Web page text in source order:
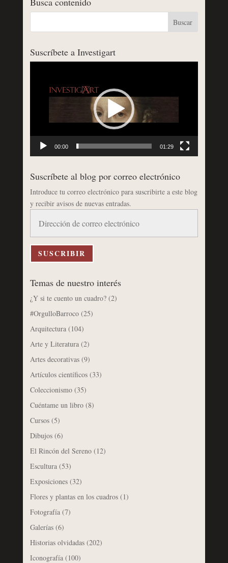
Suscríbete a Investigart
00:00 01:29
Suscríbete al blog por correo electrónico
Introduce tu correo electrónico para suscribirte a este blog
y recibir avisos de nuevas entradas.
correo
electrónico
SUSCRIBIR
Temas de nuestro interés
¿Y si te cuento un cuadro?(2)
#OrgulloBarroco(25)
Arquitectura(104)
Arte y Literatura(2)
Artes decorativas(9)
Artículos científicos(33)
Coleccionismo(35)
Cuéntame un libro(8)
Cursos(5)
Dibujos(6)
El Rincón del Sereno(12)
Escultura(53)
Exposiciones(32)
Flores y plantas en los cuadros(1)
Fotografía(7)
Galerías(6)
Historias olvidadas(202)
Iconografía(100)